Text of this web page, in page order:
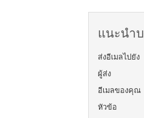
แนะนำ
ส่งอีเมลไปยัง
ผู้ส่ง
อีเมลของคุณ
หัวข้อ